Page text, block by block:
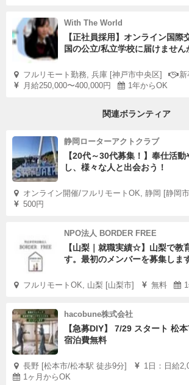
With The World
【正社員採用】オンライン国際
国の公立/私立学校に届けません
フルリモート勤務, 兵庫 [神戸市中央区]
新
月給250,000〜400,000円
1年からOK
関連ボランティア
静岡ローターアクトクラブ
【20代～30代募集！】奉仕活
し、様々な人と出会おう！
オンライン開催/フルリモートOK, 静岡 [静岡
500円
NPO法人 BORDER FREE
【山梨｜就職実績☆】山梨で教
す。最初のメンバーを募集しま
フルリモートOK, 山梨 [山梨市] 無料
hacobune株式会社
【急募DIY】 7/29 スタート 松
宿泊費無料
長野 [松本市/松本駅 徒歩9分]
1日：日給
1ヶ月からOK